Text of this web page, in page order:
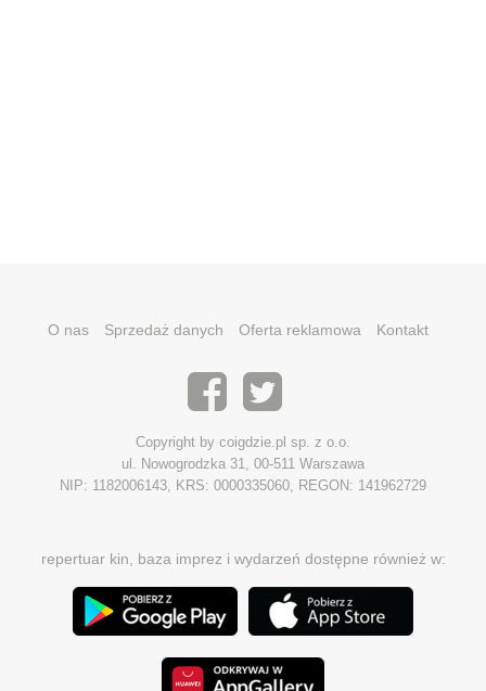
O nas Sprzedaż danych Oferta reklamowa Kontakt
Copyright by coigdzie.pl sp. z o.o.
ul. Nowogrodzka 31, 00-511 Warszawa
NIP: 1182006143, KRS: 0000335060, REGON: 141962729
repertuar kin, baza imprez i wydarzeń dostępne również w: